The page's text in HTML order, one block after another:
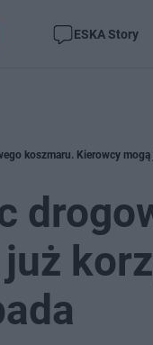
ESKA Story
koszmaru. Kierowcy